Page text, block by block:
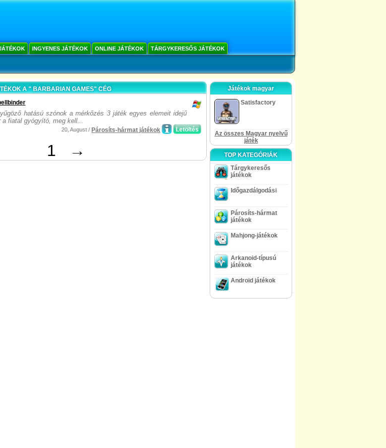
INGYENES JÁTÉKOK ONLINE JÁTÉKOK TÁRGYKERESŐS JÁTÉKOK
A " BARBARIAN GAMES" CÉG
hatású szónok a mérkőzés 3 játék egyes elemeit idejű
fiatal gyógyító, meg kell...
Letöltés
20, August / Párosíts-hármat játékok
1 →
Játékok magyar
Satisfactory
Az összes Magyar nyelvű
játék
TOP KATEGÓRIÁK
Tárgykeresős
játékok
Időgazdálgodási
Párosíts-hármat
játékok
Mahjong-játékok
Arkanoid-típusú
játékok
Android játékok